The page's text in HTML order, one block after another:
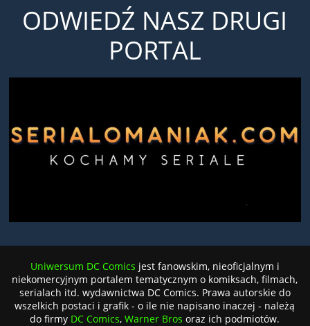
ODWIEDŹ NASZ DRUGI
PORTAL
Uniwersum DC Comics jest fanowskim, nieoficjalnym i
niekomercyjnym portalem tematycznym o komiksach, filmach,
serialach itd. wydawnictwa DC Comics. Prawa autorskie do
wszelkich postaci i grafik - o ile nie napisano inaczej - należą
do firmy DC Comics,Warner Bros oraz ich podmiotów.